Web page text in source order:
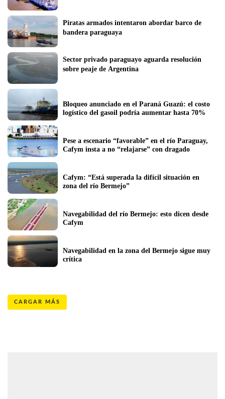
Piratas armados intentaron abordar barco de
bandera paraguaya
Sector privado paraguayo aguarda resolución
sobre peaje de Argentina
Bloqueo anunciado en el Paraná Guazú: el costo
logístico del gasoil podría aumentar hasta 70%
Pese a escenario “favorable” en el río Paraguay,
Cafym: “Está superada la difícil situación en
Navegabilidad del río Bermejo: esto dicen desde
Cafym
Navegabilidad en la zona del Bermejo sigue muy
crítica
CARGAR MÁS